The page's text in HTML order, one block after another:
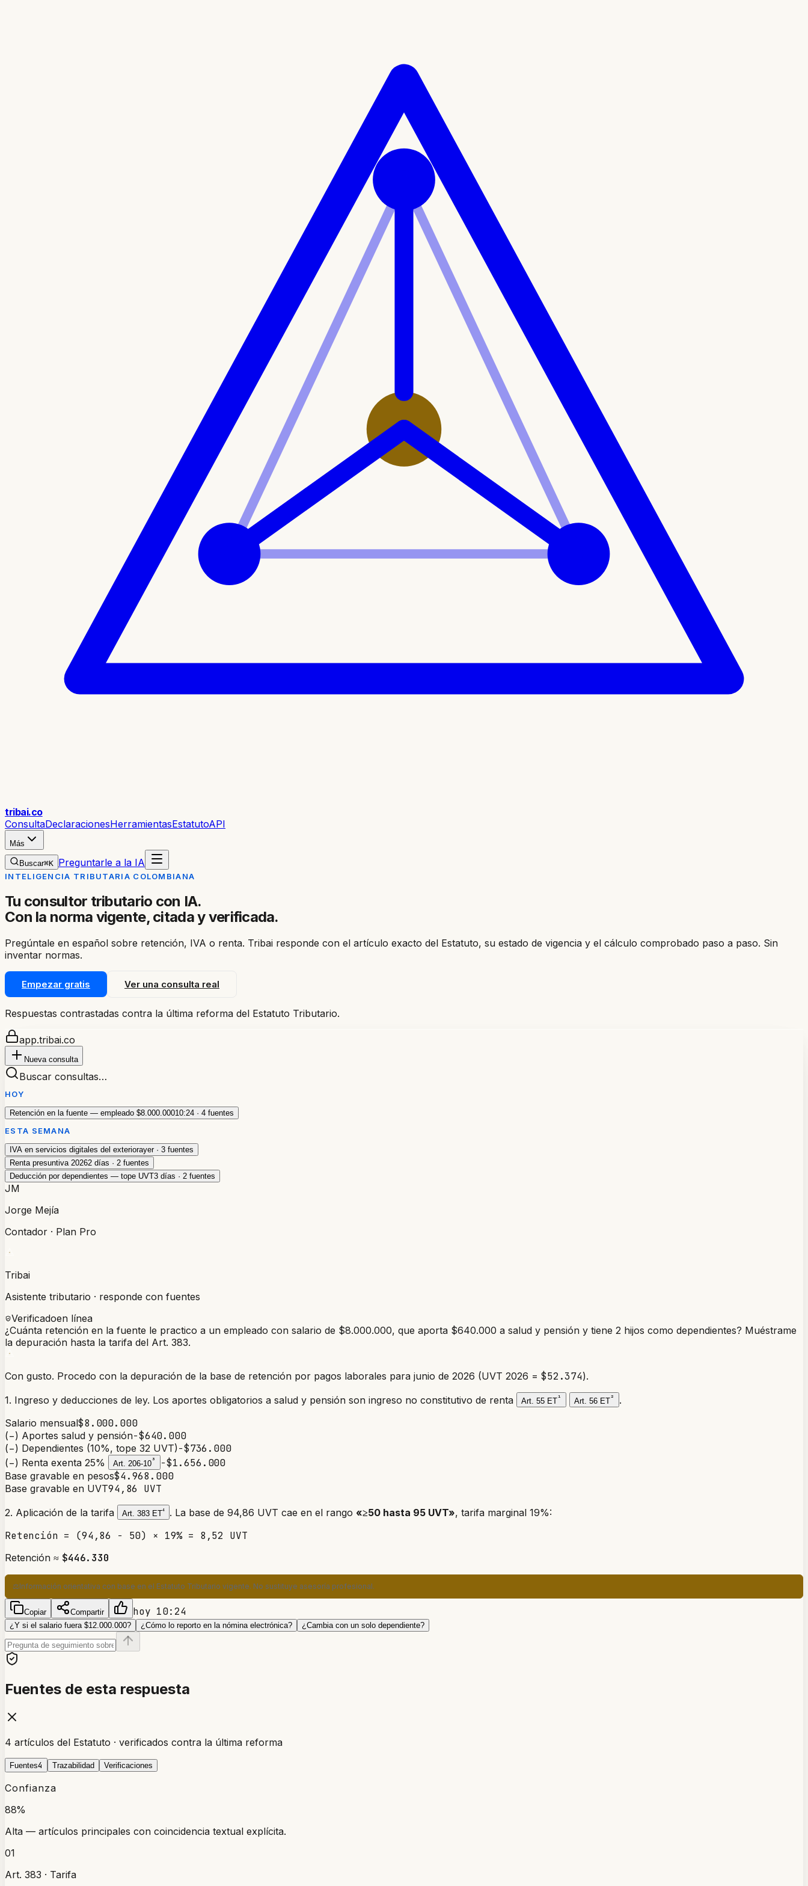
tribai.co
ConsultaDeclaracionesHerramientasEstatutoAPI
Más
Buscar⌘K Preguntarle a la IA
INTELIGENCIA TRIBUTARIA COLOMBIANA
Tu consultor tributario con IA.
Con la norma vigente, citada y verificada.
Pregúntale en español sobre retención, IVA o renta. Tribai responde con el artículo exacto del Estatuto, su estado de vigencia y el cálculo comprobado paso a paso. Sin
inventar normas.
Empezar gratis Ver una consulta real
Respuestas contrastadas contra la última reforma del Estatuto Tributario.
app.tribai.co
Nueva consulta
Buscar consultas…
HOY
Retención en la fuente — empleado $8.000.00010:24 · 4 fuentes
ESTA SEMANA
IVA en servicios digitales del exteriorayer · 3 fuentes
Renta presuntiva 20262 días · 2 fuentes
Deducción por dependientes — tope UVT3 días · 2 fuentes
JM
Jorge Mejía
Contador · Plan Pro
Tribai
Asistente tributario · responde con fuentes
Verificadoen línea
¿Cuánta retención en la fuente le practico a un empleado con salario de $8.000.000, que aporta $640.000 a salud y pensión y tiene 2 hijos como dependientes? Muéstrame
la depuración hasta la tarifa del Art. 383.
Con gusto. Procedo con la depuración de la base de retención por pagos laborales para junio de 2026 (UVT 2026 = $52.374).
1. Ingreso y deducciones de ley. Los aportes obligatorios a salud y pensión son ingreso no constitutivo de renta Art. 55 ET¹ Art. 56 ET²
.
Salario mensual$8.000.000
(−) Aportes salud y pensión−$640.000
(−) Dependientes (10%, tope 32 UVT)−$736.000
(−) Renta exenta 25% Art. 206-10³ −$1.656.000
Base gravable en pesos$4.968.000
Base gravable en UVT94,86 UVT
2. Aplicación de la tarifa Art. 383 ET⁴ . La base de 94,86 UVT cae en el rango «≥50 hasta 95 UVT», tarifa marginal 19%:
Retención = (94,86 − 50) × 19% = 8,52 UVT
Retención ≈ $446.330
⚖️Información orientativa con base en el Estatuto Tributario vigente. No sustituye asesoría profesional.
Copiar Compartir hoy 10:24
¿Y si el salario fuera $12.000.000? ¿Cómo lo reporto en la nómina electrónica? ¿Cambia con un solo dependiente?
Fuentes de esta respuesta
4 artículos del Estatuto · verificados contra la última reforma
Fuentes4 Trazabilidad Verificaciones
Confianza
88%
Alta — artículos principales con coincidencia textual explícita.
01
Art. 383 · Tarifa